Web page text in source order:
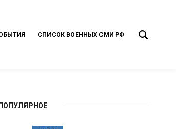
СПИСОК ВОЕННЫХ СМИ РФ